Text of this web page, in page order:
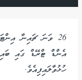
26 ވަނަ ޗައިނާ
އެންޑް ޓްރޭޑް ގައި
ހުޅުވާލައިފިއެވެ.